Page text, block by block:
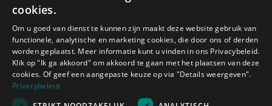
Amagard.com (Kranendonk B.V.) Geen van de teksten of foto's op deze
DUTCH
GERMAN
cookies.
Om u goed van dienst te kunnen zijn maakt deze website gebruik van
functionele, analytische en marketing cookies, die door ons of derden
worden geplaatst. Meer informatie kunt u vinden in ons Privacybeleid.
Klik op "Ik ga akkoord" om akkoord te gaan met het plaatsen van deze
cookies. Of geef een aangepaste keuze op via "Details weergeven".
Privacybeleid